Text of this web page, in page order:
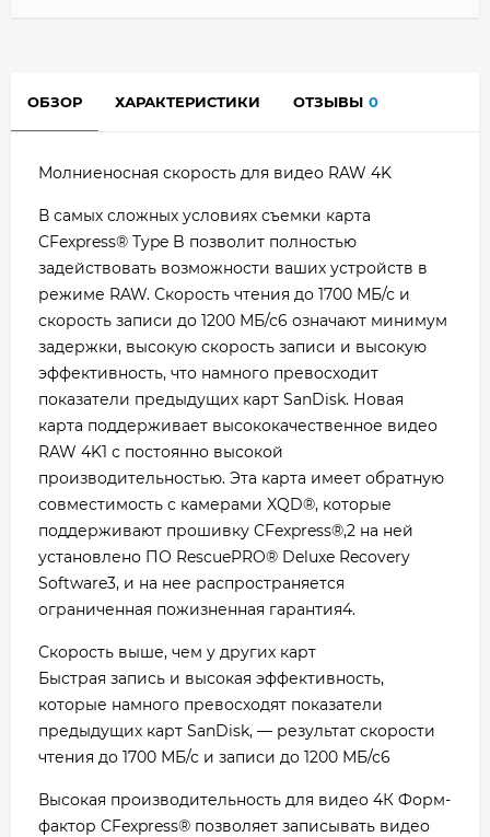
ОБЗОР ХАРАКТЕРИСТИКИ ОТЗЫВЫ 0
Молниеносная скорость для видео RAW 4K
В самых сложных условиях съемки карта
CFexpress® Type B позволит полностью
задействовать возможности ваших устройств в
режиме RAW. Скорость чтения до 1700 МБ/с и
скорость записи до 1200 МБ/с6 означают минимум
задержки, высокую скорость записи и высокую
эффективность, что намного превосходит
показатели предыдущих карт SanDisk. Новая
карта поддерживает высококачественное видео
RAW 4K1 с постоянно высокой
производительностью. Эта карта имеет обратную
совместимость с камерами XQD®, которые
поддерживают прошивку CFexpress®,2 на ней
установлено ПО RescuePRO® Deluxe Recovery
Software3, и на нее распространяется
ограниченная пожизненная гарантия4.
Скорость выше, чем у других карт
Быстрая запись и высокая эффективность,
которые намного превосходят показатели
предыдущих карт SanDisk, — результат скорости
чтения до 1700 МБ/с и записи до 1200 МБ/с6
Высокая производительность для видео 4К Форм-
фактор CFexpress® позволяет записывать видео